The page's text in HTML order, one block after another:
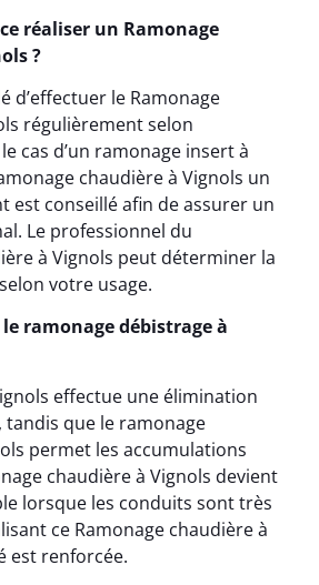
réaliser un Ramonage
?
d’effectuer le Ramonage
régulièrement selon
cas d’un ramonage insert à
chaudière à Vignols un
est conseillé afin de assurer un
Le professionnel du
à Vignols peut déterminer la
votre usage.
ramonage débistrage à
effectue une élimination
tandis que le ramonage
permet les accumulations
chaudière à Vignols devient
lorsque les conduits sont très
ce Ramonage chaudière à
est renforcée.